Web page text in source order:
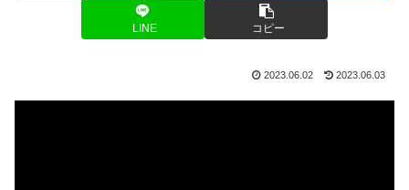
LINE コピー
2023.06.02 2023.06.03